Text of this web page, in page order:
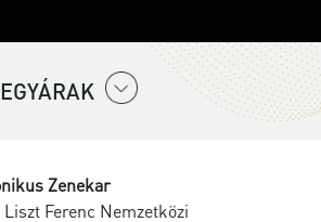
Zenekar
Ferenc Nemzetközi